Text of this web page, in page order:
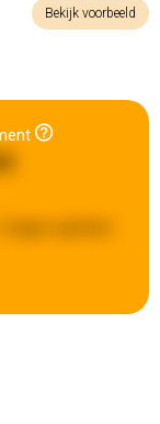
Bekijk voorbeeld